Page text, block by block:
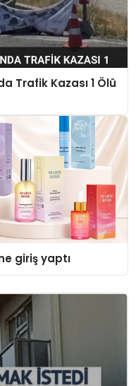
Trafik Kazası 1 Ölü
giriş yaptı